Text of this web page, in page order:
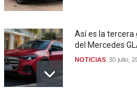
Así es la tercera
del Mercedes
NOTICIAS 30 julio,